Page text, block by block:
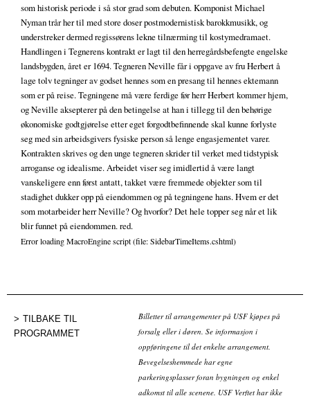
som historisk periode i så stor grad som debuten. Komponist Michael
Nyman trår her til med store doser postmodernistisk barokkmusikk, og
understreker dermed regissørens lekne tilnærming til kostymedramaet.
Handlingen i Tegnerens kontrakt er lagt til den herregårdsbefengte engelske
landsbygden, året er 1694. Tegneren Neville får i oppgave av fru Herbert å
lage tolv tegninger av godset hennes som en presang til hennes ektemann
som er på reise. Tegningene må være ferdige før herr Herbert kommer hjem,
og Neville aksepterer på den betingelse at han i tillegg til den behørige
økonomiske godtgjørelse etter eget forgodtbefinnende skal kunne forlyste
seg med sin arbeidsgivers fysiske person så lenge engasjementet varer.
Kontrakten skrives og den unge tegneren skrider til verket med tidstypisk
arroganse og idealisme. Arbeidet viser seg imidlertid å være langt
vanskeligere enn først antatt, takket være fremmede objekter som til
stadighet dukker opp på eiendommen og på tegningene hans. Hvem er det
som motarbeider herr Neville? Og hvorfor? Det hele topper seg når et lik
blir funnet på eiendommen. red.
Error loading MacroEngine script (file: SidebarTimeItems.cshtml)
TILBAKE TIL
PROGRAMMET
Billetter til arrangementer på USF kjøpes på
forsalg eller i døren. Se informasjon i
oppføringene til det enkelte arrangement.
Bevegelseshemmede har egne
parkeringsplasser foran bygningen og enkel
adkomst til alle scenene. USF Verftet har ikke